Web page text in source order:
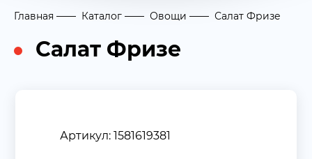
Главная Каталог Овощи Салат Фризе
Салат Фризе
Артикул: 1581619381